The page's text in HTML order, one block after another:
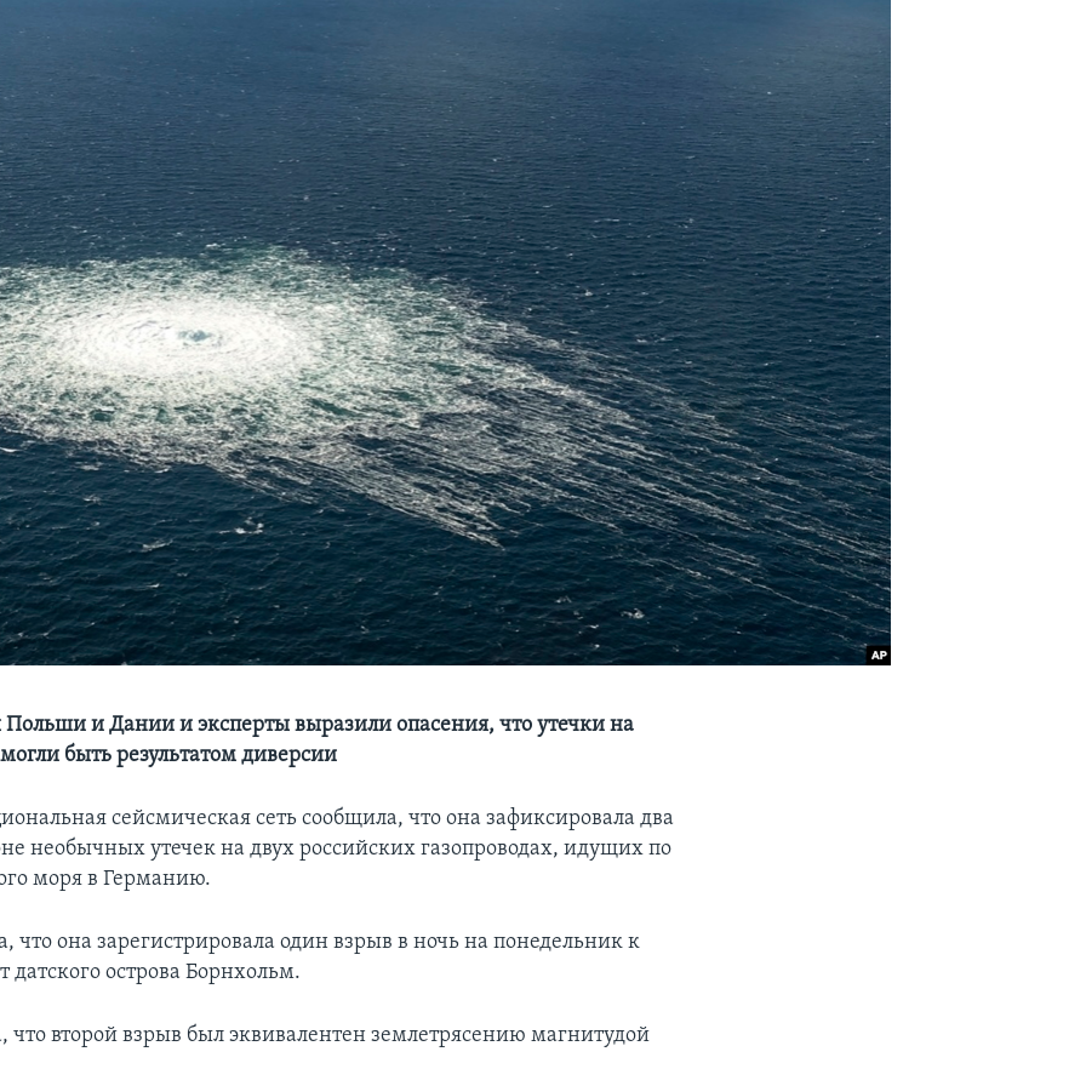
и Дании и эксперты выразили опасения, что утечки на
быть результатом диверсии
сейсмическая сеть сообщила, что она зафиксировала два
необычных утечек на двух российских газопроводах, идущих по
моря в Германию.
что она зарегистрировала один взрыв в ночь на понедельник к
датского острова Борнхольм.
что второй взрыв был эквивалентен землетрясению магнитудой